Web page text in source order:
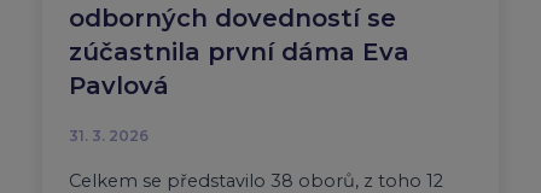
odborných dovedností se
zúčastnila první dáma Eva
Pavlová
31. 3. 2026
Celkem se představilo 38 oborů, z toho 12